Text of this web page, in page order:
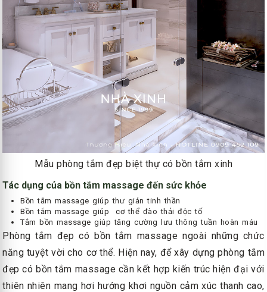
Mẫu phòng tắm đẹp biệt thự có bồn tắm xinh
Tác dụng của bồn tắm massage đến sức khỏe
Bồn tắm massage giúp thư giản tinh thần
Bồn tắm massage giúp cơ thể đào thải độc tố
Tắm bồn massage giúp tăng cường lưu thông tuần hoàn máu
Phòng tắm đẹp có bồn tắm massage ngoài những chức
năng tuyệt vời cho cơ thể. Hiện nay, để xây dựng phòng tắm
đẹp có bồn tắm massage cần kết hợp kiến trúc hiện đại với
thiên nhiên mang hơi hướng khơi nguồn cảm xúc thanh cao,